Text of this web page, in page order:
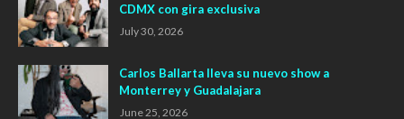
CDMX con gira exclusiva
July 30, 2026
Carlos Ballarta lleva su nuevo show a
Monterrey y Guadalajara
June 25, 2026